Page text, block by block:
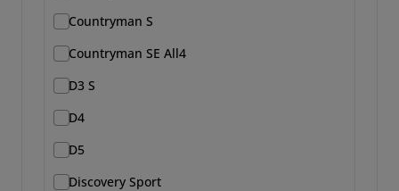
Countryman S
Countryman SE All4
D3 S
D4
D5
Discovery Sport